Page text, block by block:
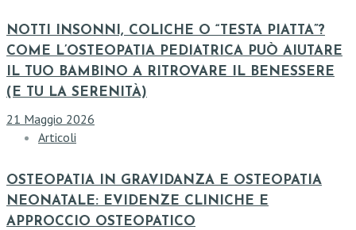
NOTTI INSONNI, COLICHE O “TESTA PIATTA”?
COME L’OSTEOPATIA PEDIATRICA PUÒ AIUTARE
IL TUO BAMBINO A RITROVARE IL BENESSERE
(E TU LA SERENITÀ)
21 Maggio 2026
Articoli
OSTEOPATIA IN GRAVIDANZA E OSTEOPATIA
NEONATALE: EVIDENZE CLINICHE E
APPROCCIO OSTEOPATICO